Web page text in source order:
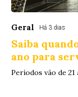
Geral Há 3 dias
Saiba
ano para
Períodos vão de 21